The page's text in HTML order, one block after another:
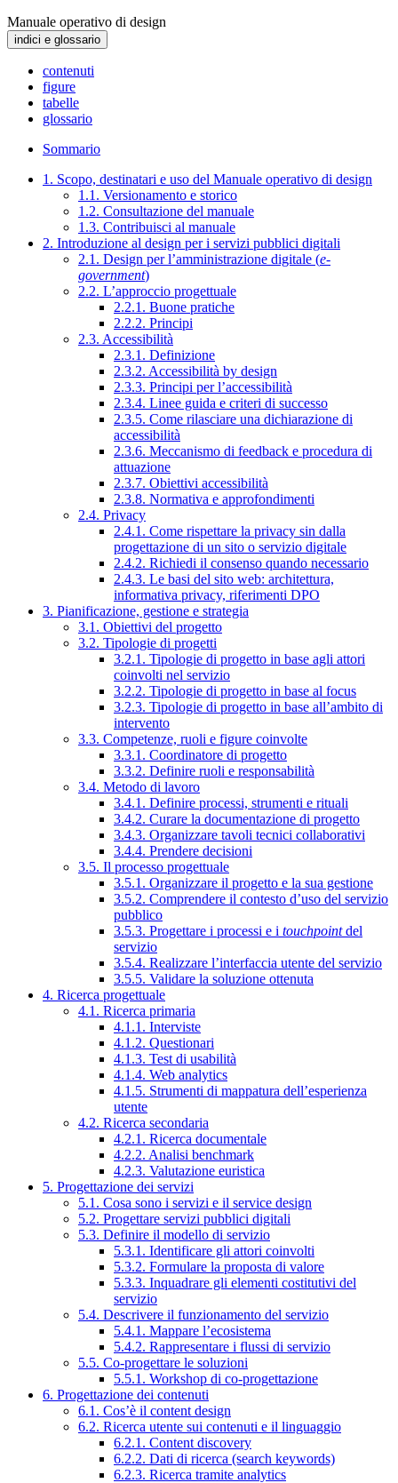
Manuale operativo di design
indici e glossario
contenuti
figure
tabelle
glossario
Sommario
1. Scopo, destinatari e uso del Manuale operativo di design
1.1. Versionamento e storico
1.2. Consultazione del manuale
1.3. Contribuisci al manuale
2. Introduzione al design per i servizi pubblici digitali
2.1. Design per l’amministrazione digitale (e-
government)
2.2. L’approccio progettuale
2.2.1. Buone pratiche
2.2.2. Principi
2.3. Accessibilità
2.3.1. Definizione
2.3.2. Accessibilità by design
2.3.3. Principi per l’accessibilità
2.3.4. Linee guida e criteri di successo
2.3.5. Come rilasciare una dichiarazione di
accessibilità
2.3.6. Meccanismo di feedback e procedura di
attuazione
2.3.7. Obiettivi accessibilità
2.3.8. Normativa e approfondimenti
2.4. Privacy
2.4.1. Come rispettare la privacy sin dalla
progettazione di un sito o servizio digitale
2.4.2. Richiedi il consenso quando necessario
2.4.3. Le basi del sito web: architettura,
informativa privacy, riferimenti DPO
3. Pianificazione, gestione e strategia
3.1. Obiettivi del progetto
3.2. Tipologie di progetti
3.2.1. Tipologie di progetto in base agli attori
coinvolti nel servizio
3.2.2. Tipologie di progetto in base al focus
3.2.3. Tipologie di progetto in base all’ambito di
intervento
3.3. Competenze, ruoli e figure coinvolte
3.3.1. Coordinatore di progetto
3.3.2. Definire ruoli e responsabilità
3.4. Metodo di lavoro
3.4.1. Definire processi, strumenti e rituali
3.4.2. Curare la documentazione di progetto
3.4.3. Organizzare tavoli tecnici collaborativi
3.4.4. Prendere decisioni
3.5. Il processo progettuale
3.5.1. Organizzare il progetto e la sua gestione
3.5.2. Comprendere il contesto d’uso del servizio
pubblico
3.5.3. Progettare i processi e i touchpointdel
servizio
3.5.4. Realizzare l’interfaccia utente del servizio
3.5.5. Validare la soluzione ottenuta
4. Ricerca progettuale
4.1. Ricerca primaria
4.1.1. Interviste
4.1.2. Questionari
4.1.3. Test di usabilità
4.1.4. Web analytics
4.1.5. Strumenti di mappatura dell’esperienza
utente
4.2. Ricerca secondaria
4.2.1. Ricerca documentale
4.2.2. Analisi benchmark
4.2.3. Valutazione euristica
5. Progettazione dei servizi
5.1. Cosa sono i servizi e il service design
5.2. Progettare servizi pubblici digitali
5.3. Definire il modello di servizio
5.3.1. Identificare gli attori coinvolti
5.3.2. Formulare la proposta di valore
5.3.3. Inquadrare gli elementi costitutivi del
servizio
5.4. Descrivere il funzionamento del servizio
5.4.1. Mappare l’ecosistema
5.4.2. Rappresentare i flussi di servizio
5.5. Co-progettare le soluzioni
5.5.1. Workshop di co-progettazione
6. Progettazione dei contenuti
6.1. Cos’è il content design
6.2. Ricerca utente sui contenuti e il linguaggio
6.2.1. Content discovery
6.2.2. Dati di ricerca (search keywords)
6.2.3. Ricerca tramite analytics